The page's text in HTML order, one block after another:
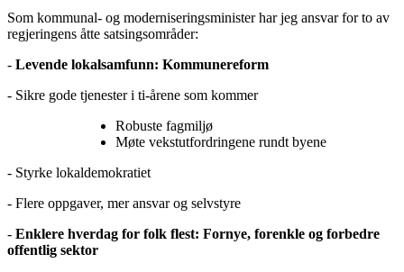
Som kommunal- og moderniseringsminister har jeg ansvar for to av
regjeringens åtte satsingsområder:
- Levende lokalsamfunn: Kommunereform
- Sikre gode tjenester i ti-årene som kommer
Robuste fagmiljø
Møte vekstutfordringene rundt byene
- Styrke lokaldemokratiet
- Flere oppgaver, mer ansvar og selvstyre
- Enklere hverdag for folk flest: Fornye, forenkle og forbedre
offentlig sektor